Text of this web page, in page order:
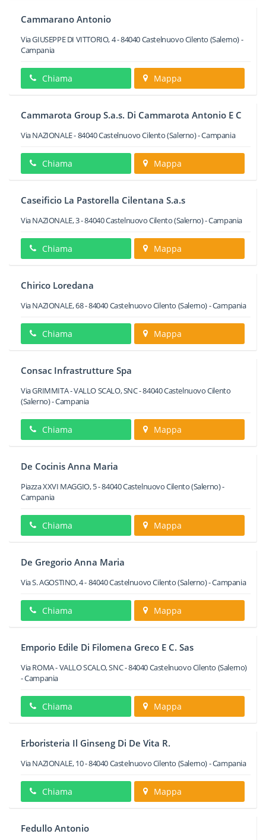
Cammarano Antonio
Via GIUSEPPE DI VITTORIO, 4-84040Castelnuovo Cilento (Salerno) -
Campania
Chiama Mappa
Cammarota Group S.a.s. Di Cammarota Antonio E C
Via NAZIONALE-84040Castelnuovo Cilento(Salerno) -Campania
Chiama Mappa
Caseificio La Pastorella Cilentana S.a.s
Via NAZIONALE, 3-84040Castelnuovo Cilento(Salerno) -Campania
Chiama Mappa
Chirico Loredana
Via NAZIONALE, 68-84040Castelnuovo Cilento (Salerno) -Campania
Chiama Mappa
Consac Infrastrutture Spa
Via GRIMMITA - VALLO SCALO, SNC-84040Castelnuovo Cilento
(Salerno) -Campania
Chiama Mappa
De Cocinis Anna Maria
Piazza XXVI MAGGIO, 5-84040Castelnuovo Cilento(Salerno) -
Campania
Chiama Mappa
De Gregorio Anna Maria
Via S. AGOSTINO, 4-84040Castelnuovo Cilento(Salerno) -Campania
Chiama Mappa
Emporio Edile Di Filomena Greco E C. Sas
Via ROMA - VALLO SCALO, SNC-84040Castelnuovo Cilento (Salerno)
-Campania
Chiama Mappa
Erboristeria Il Ginseng Di De Vita R.
Via NAZIONALE, 10-84040Castelnuovo Cilento (Salerno) -Campania
Chiama Mappa
Fedullo Antonio